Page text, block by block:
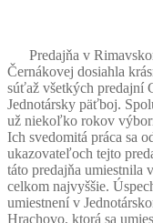
Predajňa v
Černákovej dosiahla
súťaž všetkých predajní
Jednotársky päťboj.
už niekoľko rokov
Ich svedomitá práca sa
ukazovateľoch tejto
táto predajňa umiestnila
celkom najvyššie.
umiestnení v
Hrachovo, ktorá sa